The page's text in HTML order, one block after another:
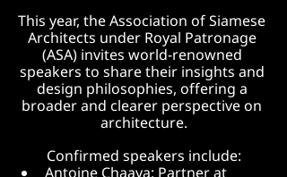
This year, the Association of Siamese
Architects under Royal Patronage
(ASA) invites world-renowned
speakers to share their insights and
design philosophies, offering a
broader and clearer perspective on
architecture.
Confirmed speakers include: